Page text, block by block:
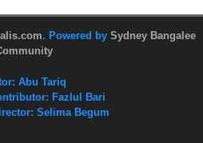
. Powered by Sydney Bangalee
Abu Tariq
Fazlul Bari
Selima Begum